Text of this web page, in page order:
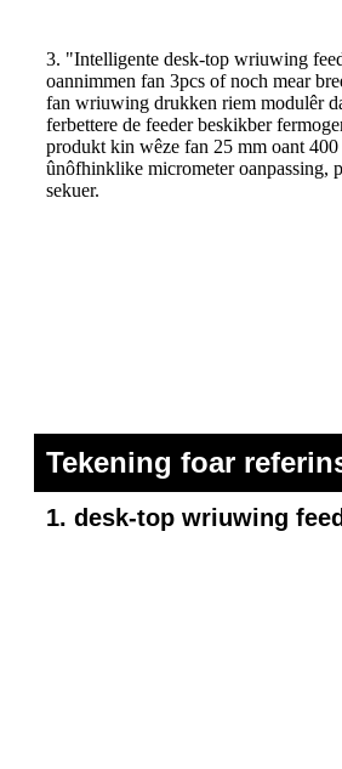
3. "Intelligente desk-top wriuwing
oannimmen fan 3pcs of noch mear
fan wriuwing drukken riem modulêr
ferbettere de feeder beskikber
produkt kin wêze fan 25 mm oant
ûnôfhinklike micrometer oanpassing,
sekuer.
Tekening foar
1. desk-top wriuwing